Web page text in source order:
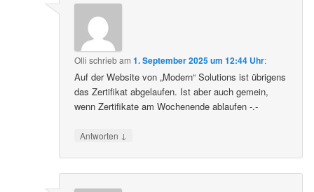
Olli schriebam1. September 2025 um 12:44 Uhr:
Auf der Website von „Modern“ Solutions ist übrigens
das Zertifikat abgelaufen. Ist aber auch gemein,
wenn Zertifikate am Wochenende ablaufen -.-
Antworten ↓